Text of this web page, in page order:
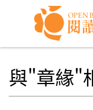
Skip to navigation
移至主內容
與"章緣"